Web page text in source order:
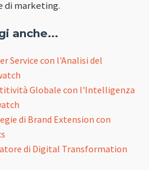
marketing.
anche...
Service con l'Analisi del
Globale con l'Intelligenza
di Brand Extension con
di Digital Transformation